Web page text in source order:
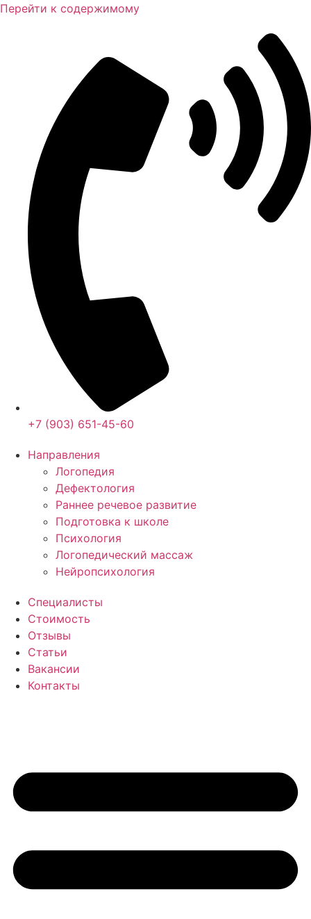
Перейти к содержимому
+7 (903) 651-45-60
Направления
Логопедия
Дефектология
Раннее речевое развитие
Подготовка к школе
Психология
Логопедический массаж
Нейропсихология
Специалисты
Стоимость
Отзывы
Статьи
Вакансии
Контакты